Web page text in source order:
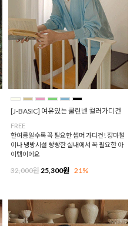
[J-BASIC] 여유있는 쿨린넨 컬러가디건
FREE
한여름일수록 꼭 필요한 썸머 가디건! 장마철
이나 냉방시설 빵빵한 실내에서 꼭 필요한 아
이템이에요
32,000원25,300원 21%